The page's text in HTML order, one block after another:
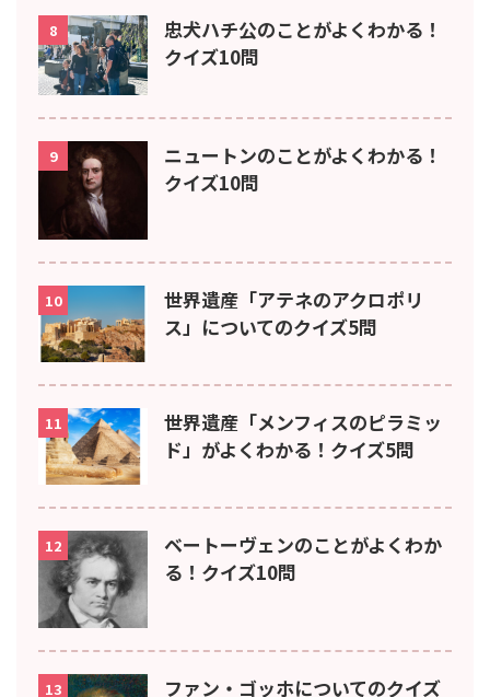
8
忠犬ハチ公のことがよくわかる！
クイズ10問
9
ニュートンのことがよくわかる！
クイズ10問
10
世界遺産「アテネのアクロポリ
ス」についてのクイズ5問
11
世界遺産「メンフィスのピラミッ
ド」がよくわかる！クイズ5問
12
ベートーヴェンのことがよくわか
る！クイズ10問
13 ファン・ゴッホについてのクイズ